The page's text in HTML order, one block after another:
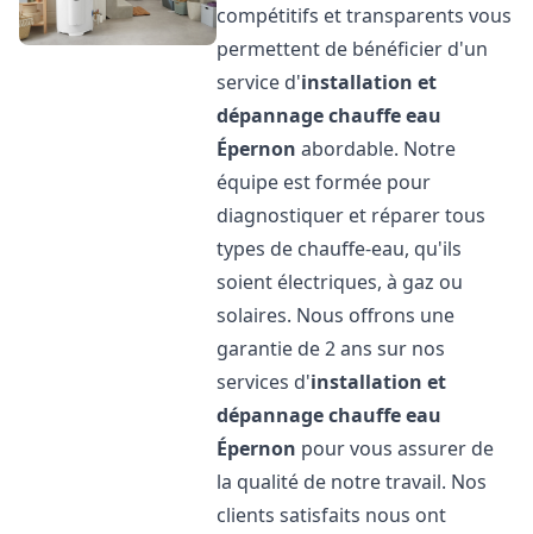
compétitifs et transparents vous
permettent de bénéficier d'un
service d'installation et
dépannage chauffe eau
Épernon abordable. Notre
équipe est formée pour
diagnostiquer et réparer tous
types de chauffe-eau, qu'ils
soient électriques, à gaz ou
solaires. Nous offrons une
garantie de 2 ans sur nos
services d'installation et
dépannage chauffe eau
Épernon pour vous assurer de
la qualité de notre travail. Nos
clients satisfaits nous ont